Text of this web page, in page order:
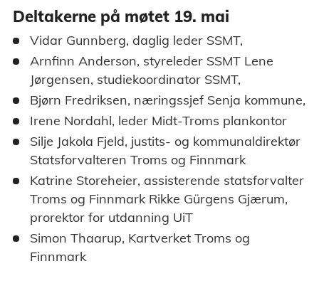
Deltakerne på møtet 19. mai
Vidar Gunnberg, daglig leder SSMT,
Arnfinn Anderson, styreleder SSMT Lene
Jørgensen, studiekoordinator SSMT,
Bjørn Fredriksen, næringssjef Senja kommune,
Irene Nordahl, leder Midt-Troms plankontor
Silje Jakola Fjeld, justits- og kommunaldirektør
Statsforvalteren Troms og Finnmark
Katrine Storeheier, assisterende statsforvalter
Troms og Finnmark Rikke Gürgens Gjærum,
prorektor for utdanning UiT
Simon Thaarup, Kartverket Troms og
Finnmark